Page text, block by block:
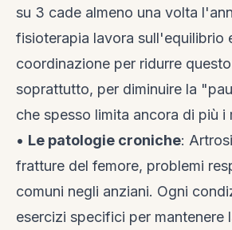
su 3 cade almeno una volta
fisioterapia lavora sull'equilibrio
coordinazione per ridurre
soprattutto, per diminuire la
che spesso limita ancora di più i
• Le patologie croniche:
fratture del femore, problemi
comuni negli anziani. Ogni
esercizi specifici per mantenere